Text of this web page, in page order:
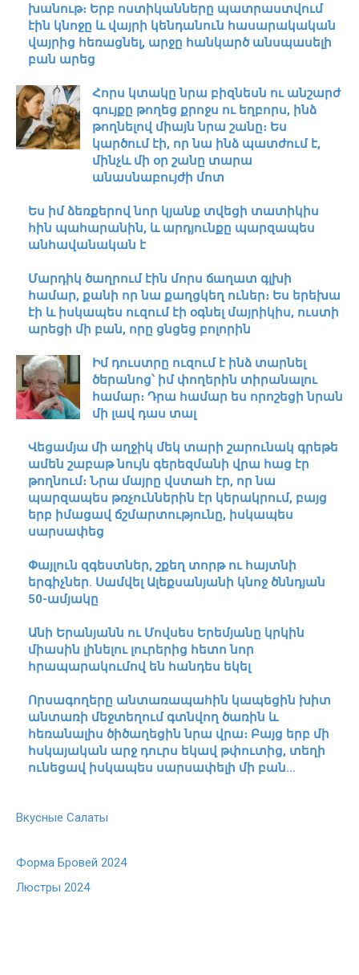
խանութ։ Երբ ոստիկանները պատրաստվում
էին կնոջը և վայրի կենդանուն հասարակական
վայրից հեռացնել, արջը հանկարծ անսպասելի
բան արեց
Հորս կտակը նրա բիզնեսն ու անշարժ
գույքը թողեց քրոջս ու եղբորս, ինձ
թողնելով միայն նրա շանը։ Ես
կարծում էի, որ նա ինձ պատժում է,
մինչև մի օր շանը տարա
անասնաբույժի մոտ
Ես իմ ձեռքերով նոր կյանք տվեցի տատիկիս
հին պահարանին, և արդյունքը պարզապես
անհավանական է
Մարդիկ ծաղրում էին մորս ճաղատ գլխի
համար, քանի որ նա քաղցկեղ ուներ։ Ես երեխա
էի և իսկապես ուզում էի օգնել մայրիկիս, ուստի
արեցի մի բան, որը ցնցեց բոլորին
Իմ դուստրը ուզում է ինձ տարնել
ծերանոց՝ իմ փողերին տիրանալու
համար։ Դրա համար ես որոշեցի նրան
մի լավ դաս տալ
Վեցամյա մի աղջիկ մեկ տարի շարունակ գրեթե
ամեն շաբաթ նույն գերեզմանի վրա հաց էր
թողնում։ Նրա մայրը վստահ էր, որ նա
պարզապես թռչուններին էր կերակրում, բայց
երբ իմացավ ճշմարտությունը, իսկապես
սարսափեց
Փայլուն զգեստներ, շքեղ տորթ ու հայտնի
երգիչներ. Սամվել Ալեքսանյանի կնոջ ծննդյան
50-ամյակը
Անի Երանյանն ու Մովսես Երեմյանը կրկին
միասին լինելու լուրերից հետո նոր
հրապարակումով են հանդես եկել
Որսագողերը անտառապահին կապեցին խիտ
անտառի մեջտեղում գտնվող ծառին և
հեռանալիս ծիծաղեցին նրա վրա։ Բայց երբ մի
հսկայական արջ դուրս եկավ թփուտից, տեղի
ունեցավ իսկապես սարսափելի մի բան…
Вкусные Салаты
Форма Бровей 2024
Люстры 2024